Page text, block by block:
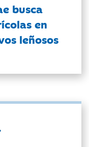
busca
en
leñosos